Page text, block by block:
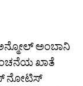
ಅಂಬಾನಿ
ಖಾತೆ
ನೋಟಿಸ್